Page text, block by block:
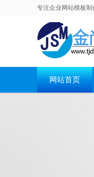
专注企业网站模板
网站首页